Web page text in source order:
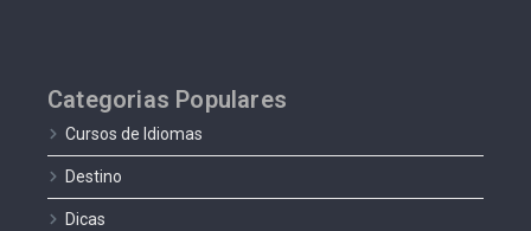
Categorias Populares
Cursos de Idiomas
Destino
Dicas